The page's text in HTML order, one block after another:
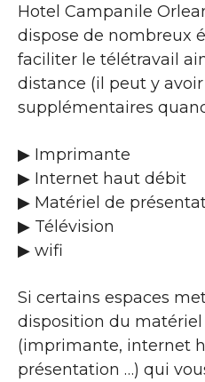
Hotel Campanile
dispose de nombreux
faciliter le télétravail
distance (il peut y avoir
supplémentaires
▶ Imprimante
▶ Internet haut débit
▶ Matériel de
▶ Télévision
▶ wifi
Si certains espaces
disposition du
(imprimante, internet
présentation …) qui